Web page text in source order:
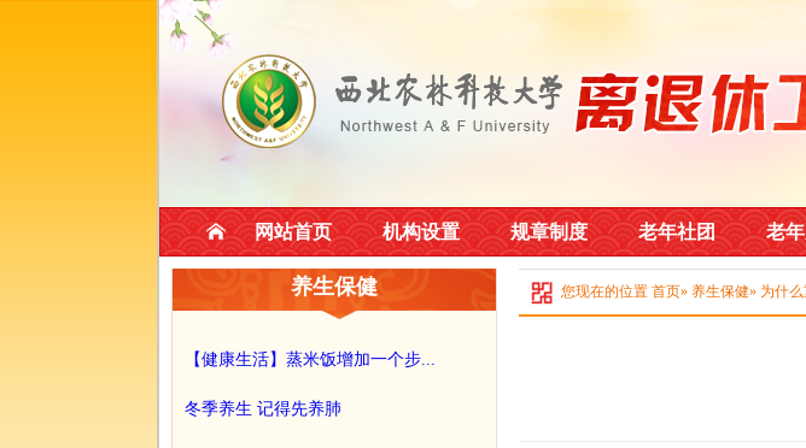
网站首页 机构设置 规章制度 老年社团 老
养生保健
【健康生活】蒸米饭增加一个步...
冬季养生 记得先养肺
您现在的位置 首页» 养生保健» 为什